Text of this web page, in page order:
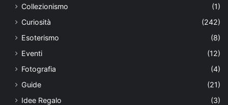
Collezionismo
(1)
Curiosità
(242)
Esoterismo
(8)
Eventi
(12)
Fotografia
(4)
Guide
(21)
Idee Regalo
(3)